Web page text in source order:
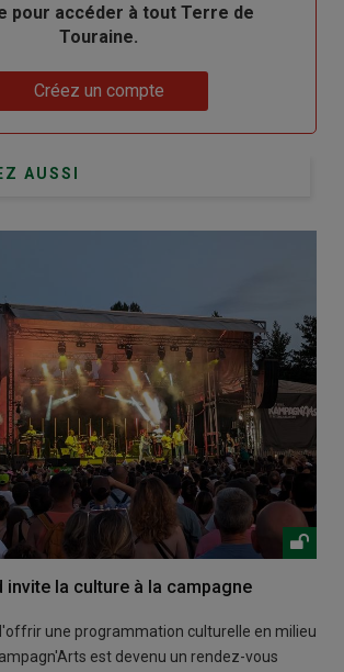
pour accéder à tout Terre de
Touraine.
Créez un compte
AUSSI
invite la culture à la campagne
une programmation culturelle en milieu
est devenu un rendez-vous